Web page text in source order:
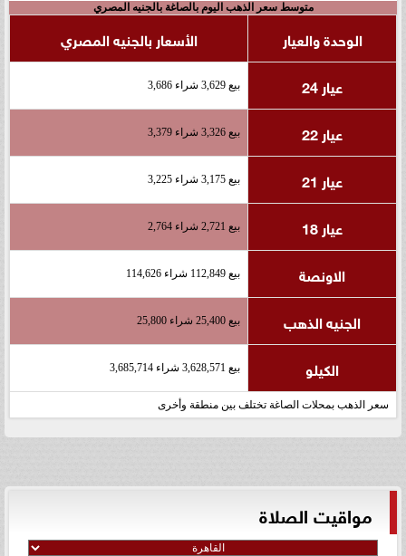
متوسط سعر الذهب اليوم بالصاغة بالجنيه المصري
الوحدة والعيار
الأسعار بالجنيه المصري
عيار 24
بيع 3,629 شراء 3,686
عيار 22 بيع 3,326 شراء 3,379
عيار 21 بيع 3,175 شراء 3,225
عيار 18 بيع 2,721 شراء 2,764
الاونصة بيع 112,849 شراء 114,626
الجنيه الذهب بيع 25,400 شراء 25,800
الكيلو بيع 3,628,571 شراء 3,685,714
سعر الذهب بمحلات الصاغة تختلف بين منطقة وأخرى
مواقيت الصلاة